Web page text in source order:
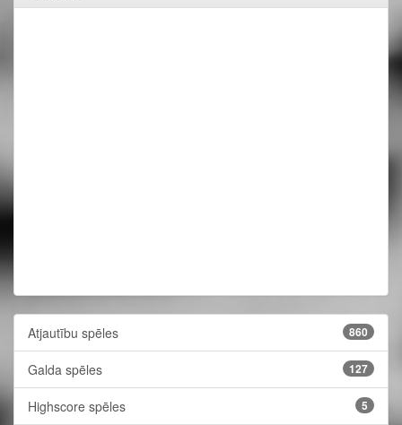
Atjautību spēles 860
Galda spēles 127
Highscore spēles 5